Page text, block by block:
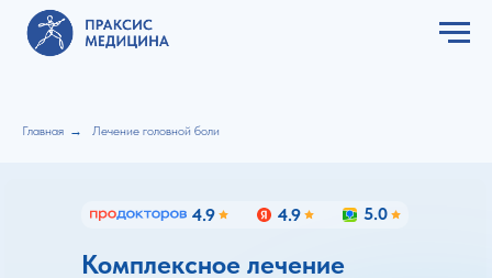
Главная → Лечение головной боли
Комплексное лечение
4.9 4.9 5.0